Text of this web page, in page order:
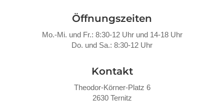
Öffnungszeiten
Mo.-Mi. und Fr.: 8:30-12 Uhr und 14-18 Uhr
Do. und Sa.: 8:30-12 Uhr
Kontakt
Theodor-Körner-Platz 6
2630 Ternitz